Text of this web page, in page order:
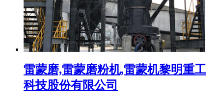
雷蒙磨,雷蒙磨粉机,雷蒙机黎明重工
科技股份有限公司